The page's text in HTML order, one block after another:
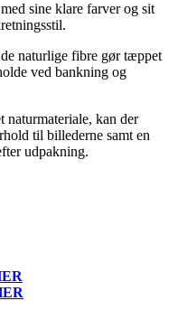
sine klare farver og sit
naturlige fibre gør tæppet
ved bankning og
naturmateriale, kan der
til billederne samt en
udpakning.